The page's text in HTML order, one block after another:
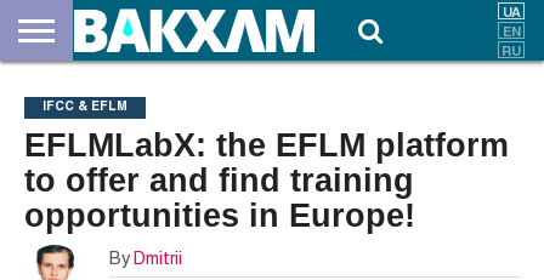
НАС
ВНЕСКИ
ДОКУМЕНТИ
НОВИНИ
КОНТАКТИ
IFCC & EFLM
EFLMLabX: the EFLM platform
to offer and find training
opportunities in Europe!
By Dmitrii